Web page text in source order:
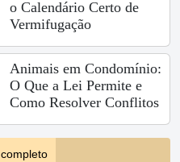
o Calendário Certo de
Vermifugação
Animais em Condomínio:
O Que a Lei Permite e
Como Resolver Conflitos
completo